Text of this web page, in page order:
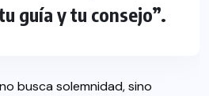
guía y tu consejo”.
busca solemnidad, sino